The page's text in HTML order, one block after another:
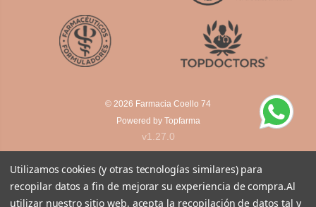
© 2026 Farmacia Coello 74
Powered by Topfarma
v1.27.0
Utilizamos cookies (y otras tecnologías similares) para
recopilar datos a fin de mejorar su experiencia de compra.Al
utilizar nuestro sitio web, acepta la recopilación de datos tal y